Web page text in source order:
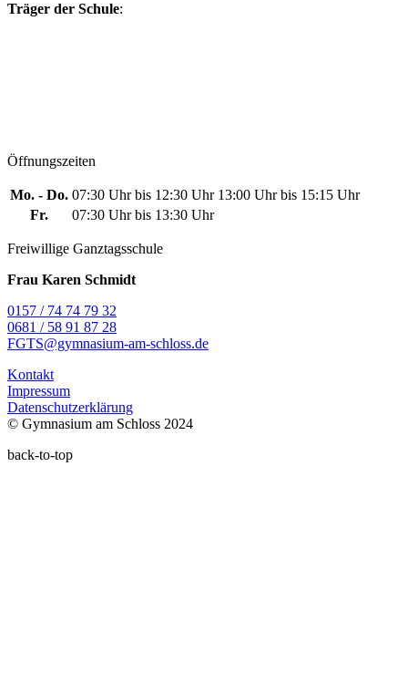
Träger der Schule:
Öffnungszeiten
Mo. - Do. 07:30 Uhr bis 12:30 Uhr 13:00 Uhr bis 15:15 Uhr
Fr.
07:30 Uhr bis 13:30 Uhr
Freiwillige Ganztagsschule
Frau Karen Schmidt
0157 / 74 74 79 32
0681 / 58 91 87 28
FGTS@gymnasium-am-schloss.de
Kontakt
Impressum
Datenschutzerklärung
© Gymnasium am Schloss 2024
back-to-top